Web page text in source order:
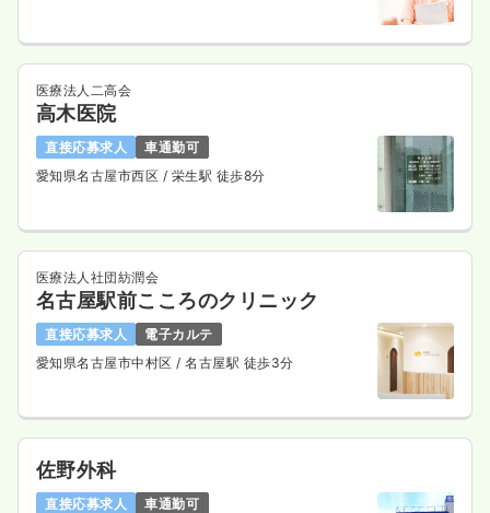
医療法人二高会
高木医院
直接応募求人
車通勤可
愛知県名古屋市西区 / 栄生駅 徒歩8分
医療法人社団紡潤会
名古屋駅前こころのクリニック
直接応募求人
電子カルテ
愛知県名古屋市中村区 / 名古屋駅 徒歩3分
佐野外科
直接応募求人
車通勤可